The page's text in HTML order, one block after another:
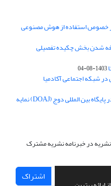
خصوص استفاده از هوش مصنوعی
شدن بخش چکیده تفصیلی
1403-08-04
شبکه اجتماعی آکادمیا
فصلنامه علمی "علوم و فنون نظامی" در پایگاه بین المللی دوج (DOAJ) نمایه
نشریه در خبرنامه نشریه مشترک
اشتراک